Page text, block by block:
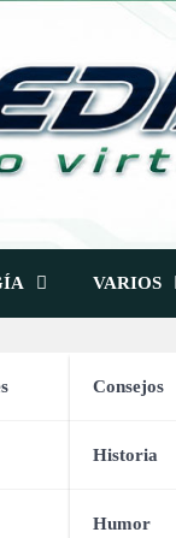
VARIOS
Consejos
Historia
Humor
Pro